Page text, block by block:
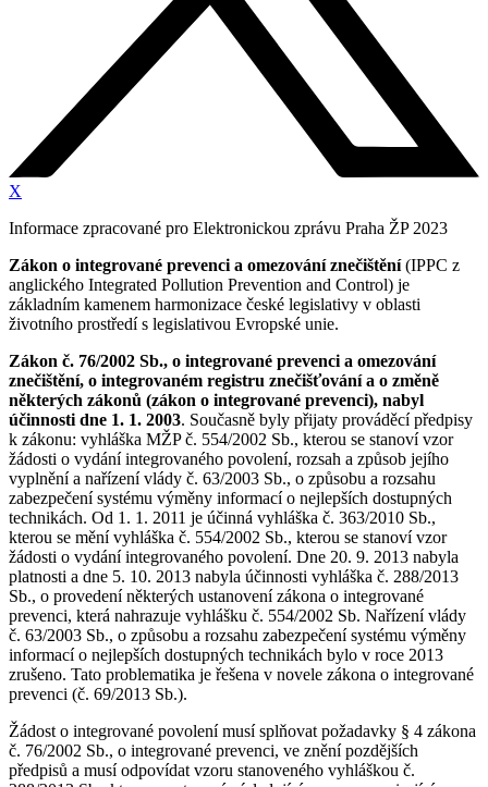
X
Informace zpracované pro Elektronickou zprávu Praha ŽP 2023
Zákon o integrované prevenci a omezování znečištění(IPPC z
anglického Integrated Pollution Prevention and Control) je
základním kamenem harmonizace české legislativy v oblasti
životního prostředí s legislativou Evropské unie.
Zákon č. 76/2002 Sb., o integrované prevenci a omezování
znečištění, o integrovaném registru znečišťování a o změně
některých zákonů (zákon o integrované prevenci), nabyl
účinnosti dne 1. 1. 2003. Současně byly přijaty prováděcí předpisy
k zákonu: vyhláška MŽP č. 554/2002 Sb., kterou se stanoví vzor
žádosti o vydání integrovaného povolení, rozsah a způsob jejího
vyplnění a nařízení vlády č. 63/2003 Sb., o způsobu a rozsahu
zabezpečení systému výměny informací o nejlepších dostupných
technikách. Od 1. 1. 2011 je účinná vyhláška č. 363/2010 Sb.,
kterou se mění vyhláška č. 554/2002 Sb., kterou se stanoví vzor
žádosti o vydání integrovaného povolení. Dne 20. 9. 2013 nabyla
platnosti a dne 5. 10. 2013 nabyla účinnosti vyhláška č. 288/2013
Sb., o provedení některých ustanovení zákona o integrované
prevenci, která nahrazuje vyhlášku č. 554/2002 Sb. Nařízení vlády
č. 63/2003 Sb., o způsobu a rozsahu zabezpečení systému výměny
informací o nejlepších dostupných technikách bylo v roce 2013
zrušeno. Tato problematika je řešena v novele zákona o integrované
prevenci (č. 69/2013 Sb.).
Žádost o integrované povolení musí splňovat požadavky § 4 zákona
č. 76/2002 Sb., o integrované prevenci, ve znění pozdějších
předpisů a musí odpovídat vzoru stanoveného vyhláškou č.